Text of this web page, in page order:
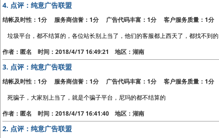
4. 点评：纯意广告联盟
结帐及时性：1分 服务商信誉：1分 广告代码丰富：1分 客户服务质量：1分
垃圾平台，都不结算的，各位站长别上当了，他们的客服都上西天了，都找不到的
作者：匿名 时间：2018/4/17 16:49:21 地区：湖南
3. 点评：纯意广告联盟
结帐及时性：1分 服务商信誉：1分 广告代码丰富：1分 客户服务质量：1分
死骗子，大家别上当了，就是个骗子平台，尼玛的都不结算的
作者：匿名 时间：2018/4/17 16:41:40 地区：湖南
2. 点评：纯意广告联盟